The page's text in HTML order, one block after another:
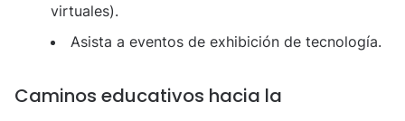
virtuales).
Asista a eventos de exhibición de tecnología.
Caminos educativos hacia la